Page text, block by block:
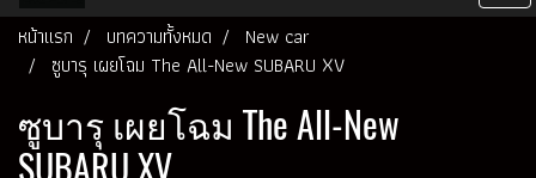
หน้าแรก บทความทั้งหมด
New car
ซูบารุ เผยโฉม The All-New SUBARU XV
ซูบารุ เผยโฉม The All-New
SUBARU XV